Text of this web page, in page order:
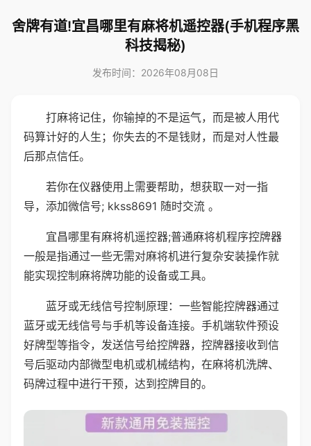
舍牌有道!宜昌哪里有麻将机遥控器(手机程序黑
科技揭秘)
发布时间：2026年08月08日
打麻将记住，你输掉的不是运气，而是被人用代
码算计好的人生；你失去的不是钱财，而是对人性最
后那点信任。
若你在仪器使用上需要帮助，想获取一对一指
导，添加微信号; kkss8691 随时交流 。
宜昌哪里有麻将机遥控器;普通麻将机程序控牌器
一般是指通过一些无需对麻将机进行复杂安装操作就
能实现控制麻将牌功能的设备或工具。
蓝牙或无线信号控制原理：一些智能控牌器通过
蓝牙或无线信号与手机等设备连接。手机端软件预设
好牌型等指令，发送信号给控牌器，控牌器接收到信
号后驱动内部微型电机或机械结构，在麻将机洗牌、
码牌过程中进行干预，达到控牌目的。